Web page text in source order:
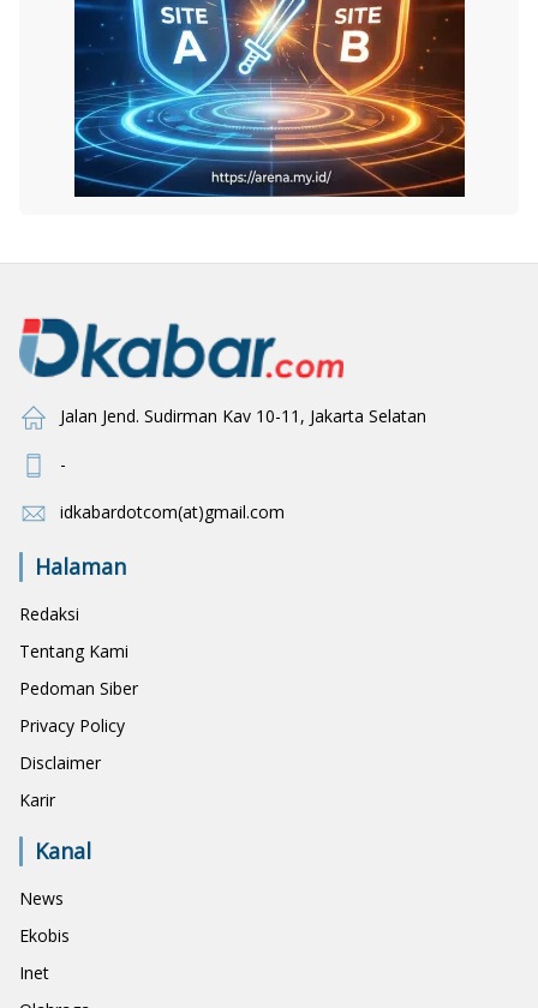
Jalan Jend. Sudirman Kav 10-11, Jakarta Selatan
-
idkabardotcom(at)gmail.com
Halaman
Redaksi
Tentang Kami
Pedoman Siber
Privacy Policy
Disclaimer
Karir
Kanal
News
Ekobis
Inet